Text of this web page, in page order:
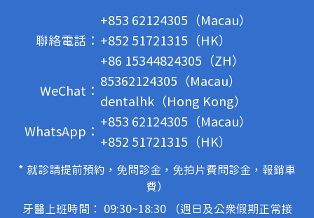
聯絡電話：
+853 62124305（Macau）
+852 51721315（HK）
+86 15344824305（ZH）
WeChat：
85362124305（Macau）
dentalhk（Hong Kong）
WhatsApp：
+853 62124305（Macau）
+852 51721315（HK）
* 就診請提前預約，免問診金，免拍片費問診金，報銷車
費）
牙醫上班時間： 09:30~18:30 （週日及公眾假期正常接